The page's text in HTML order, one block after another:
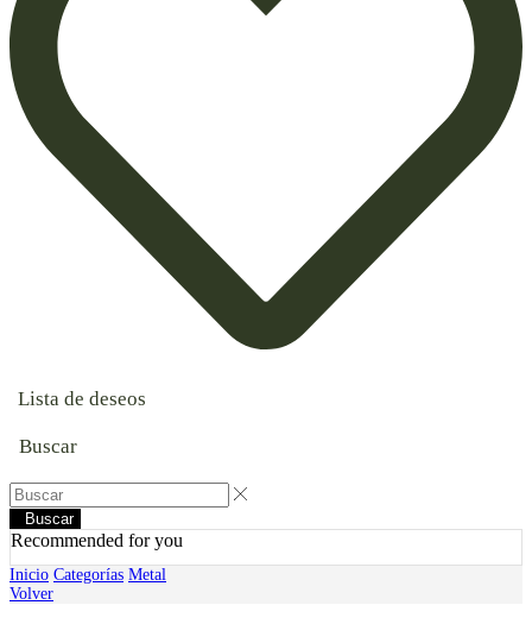
Lista de deseos
Buscar
Buscar
Recommended for you
Inicio Categorías Metal
Volver